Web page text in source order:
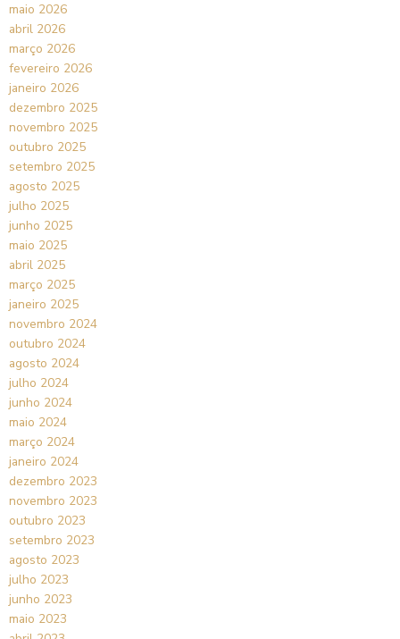
maio 2026
abril 2026
março 2026
fevereiro 2026
janeiro 2026
dezembro 2025
novembro 2025
outubro 2025
setembro 2025
agosto 2025
julho 2025
junho 2025
maio 2025
abril 2025
março 2025
janeiro 2025
novembro 2024
outubro 2024
agosto 2024
julho 2024
junho 2024
maio 2024
março 2024
janeiro 2024
dezembro 2023
novembro 2023
outubro 2023
setembro 2023
agosto 2023
julho 2023
junho 2023
maio 2023